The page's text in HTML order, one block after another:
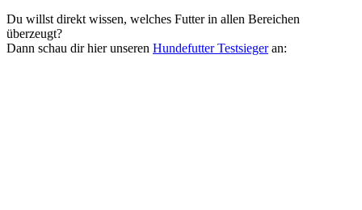
Du willst direkt wissen, welches Futter in allen Bereichen
überzeugt?
Dann schau dir hier unseren Hundefutter Testsiegeran: